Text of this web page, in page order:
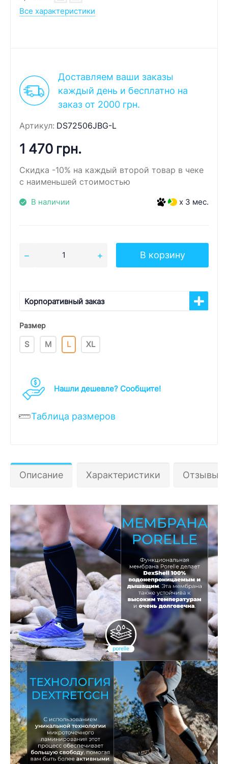
Все характеристики
Доставляем ваши заказы
каждый день и бесплатно на
заказ от 2000 грн.
Артикул: DS72506JBG-L
1 470 грн.
Скидка -10% на каждый второй товар в чеке
с наименьшей стоимостью
В наличии x 3 мес.
В корзину
Корпоративный заказ
Размер
S M L XL
Нашли дешевле? Cообщите!
Таблица размеров
Описание Характеристики Отзывы 0